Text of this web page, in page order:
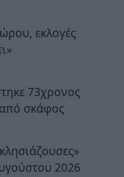
εκλογές
73χρονος
σκάφος
2026